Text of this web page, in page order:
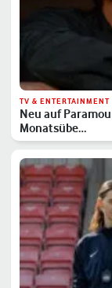
TV & ENTERTAINMENT
Neu auf
Monatsübe…